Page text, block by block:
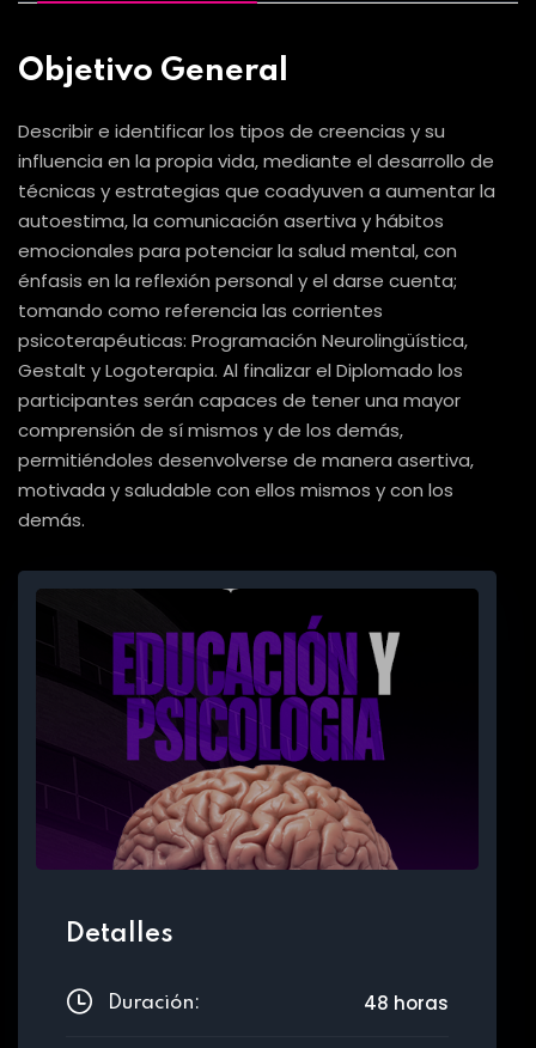
Objetivo General
Describir e identificar los tipos de creencias y su
influencia en la propia vida, mediante el desarrollo de
técnicas y estrategias que coadyuven a aumentar la
autoestima, la comunicación asertiva y hábitos
emocionales para potenciar la salud mental, con
énfasis en la reflexión personal y el darse cuenta;
tomando como referencia las corrientes
psicoterapéuticas: Programación Neurolingüística,
Gestalt y Logoterapia. Al finalizar el Diplomado los
participantes serán capaces de tener una mayor
comprensión de sí mismos y de los demás,
permitiéndoles desenvolverse de manera asertiva,
motivada y saludable con ellos mismos y con los
demás.
Detalles
Duración: 48 horas